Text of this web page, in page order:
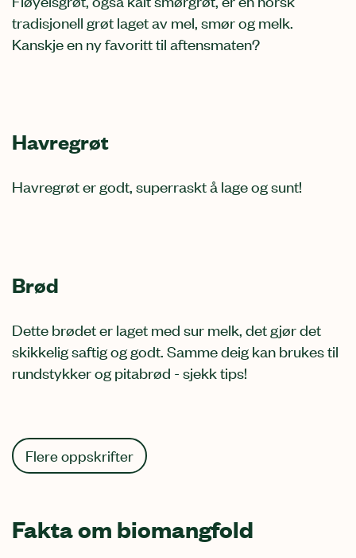
tradisjonell grøt laget av mel, smør og melk.
Kanskje en ny favoritt til aftensmaten?
Havregrøt
Havregrøt er godt, superraskt å lage og sunt!
Brød
Dette brødet er laget med sur melk, det gjør det
skikkelig saftig og godt. Samme deig kan brukes til
rundstykker og pitabrød - sjekk tips!
Flere oppskrifter
Fakta om biomangfold